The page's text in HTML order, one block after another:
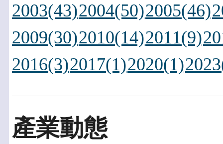
2003(43)2004(50)2005(46)
2009(30)2010(14)2011(9)
2016(3)2017(1)2020(1)
產業動態